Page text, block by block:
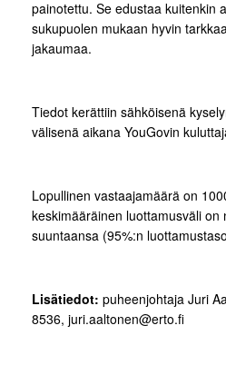
painotettu. Se edustaa kuitenkin
sukupuolen mukaan hyvin
jakaumaa.
Tiedot kerättiin sähköisenä
välisenä aikana YouGovin
Lopullinen vastaajamäärä on
keskimääräinen luottamusväli on
suuntaansa (95%:n
Lisätiedot: puheenjohtaja Juri
8536, juri.aaltonen@erto.fi